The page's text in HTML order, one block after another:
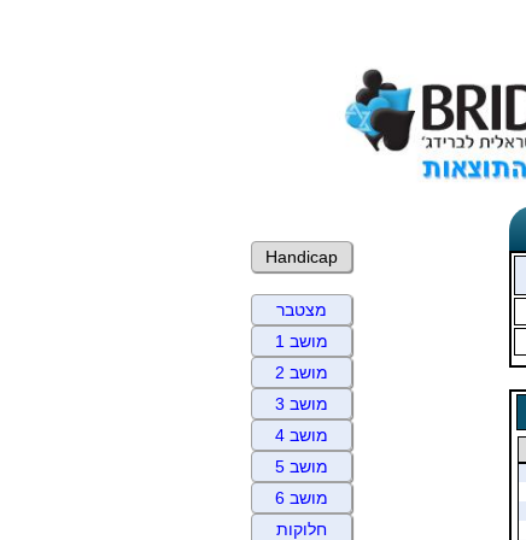
Handicap
מצטבר
מושב 1
מושב 2
מושב 3
מושב 4
מושב 5
מושב 6
חלוקות